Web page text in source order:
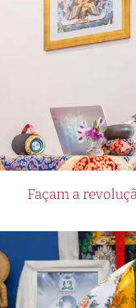
Façam a